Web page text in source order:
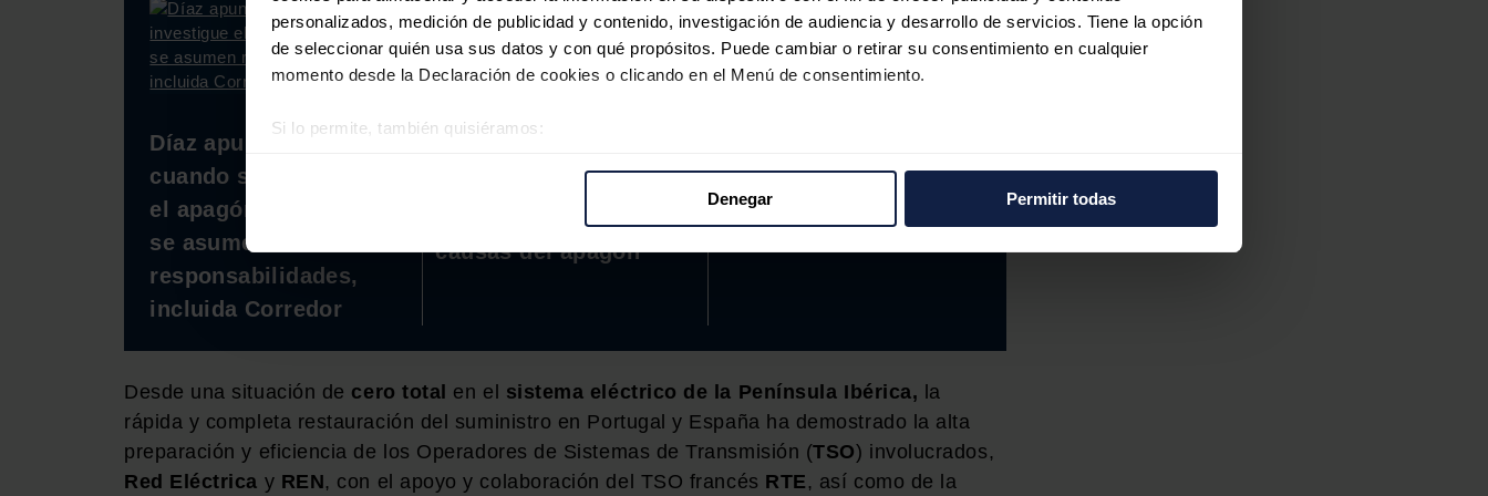
personalizados, medición de publicidad y contenido, investigación de audiencia y desarrollo de servicios. Tiene la opción
de seleccionar quién usa sus datos y con qué propósitos. Puede cambiar o retirar su consentimiento en cualquier
momento desde la Declaración de cookies o clicando en el Menú de consentimiento.
Si lo permite, también quisiéramos:
Las cookies de este sitio web se usan para personalizar el contenido y los anuncios, ofrecer funciones de redes sociales
y analizar el tráfico. Además, compartimos información sobre el uso que haga del sitio web con nuestros partners de
redes sociales, publicidad y análisis web, quienes pueden combinarla con otra información que les haya proporcionado o
Denegar Permitir todas
Díaz apunta que
cuando se investigue
el apagón, se verá si
se asumen
responsabilidades,
incluida Corredor
Comienza la
aún las verdaderas
causas del apagón
La factura del apagón
Desde una situación de cero total en el sistema eléctrico de la Península Ibérica, la
rápida y completa restauración del suministro en Portugal y España ha demostrado la alta
preparación y eficiencia de los Operadores de Sistemas de Transmisión (TSO) involucrados,
Red Eléctrica y REN, con el apoyo y colaboración del TSO francés RTE , así como de la